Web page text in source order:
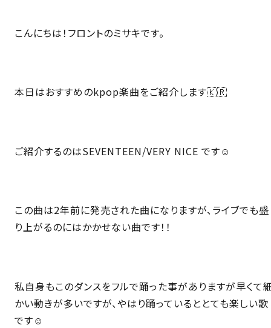
こんにちは！フロントのミサキです。
本日はおすすめのkpop楽曲をご紹介します🇰🇷
ご紹介するのはSEVENTEEN/VERY NICE です☺️
この曲は2年前に発売された曲になりますが、ライブでも盛
り上がるのにはかかせない曲です！！
私自身もこのダンスをフルで踊った事がありますが早くて
かい動きが多いですが、やはり踊っているととても楽しい歌
です☺️